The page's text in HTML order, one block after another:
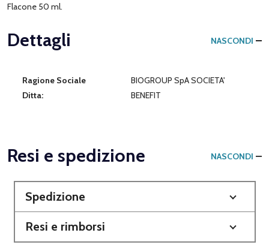
Flacone 50 ml.
Dettagli NASCONDI
Ragione Sociale
Ditta:
BIOGROUP SpA SOCIETA'
BENEFIT
Resi e spedizione NASCONDI
Spedizione
Resi e rimborsi